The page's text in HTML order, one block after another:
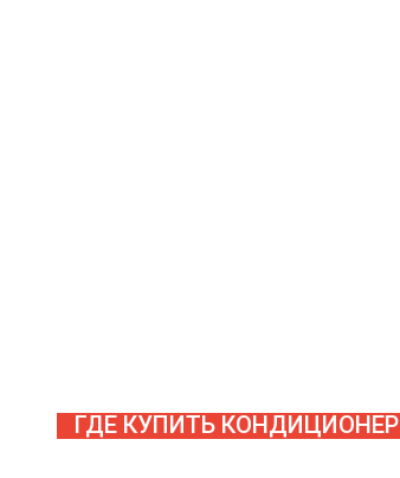
ГДЕ КУПИТЬ КОНДИЦИОНЕР